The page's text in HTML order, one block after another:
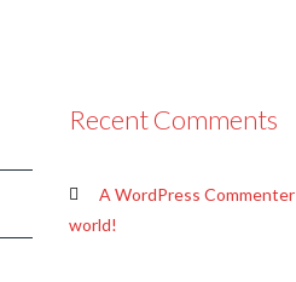
Recent Comments
A WordPress Commenter
world!